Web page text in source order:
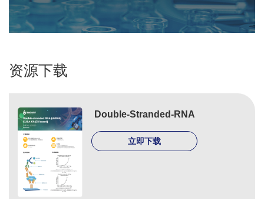
资源下载
Double-Stranded-RNA
立即下载